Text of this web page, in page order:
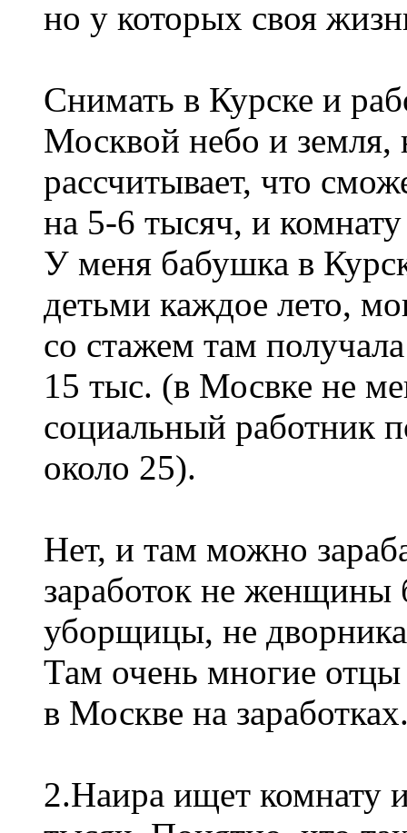
но у которых своя
Снимать в Курске и
Москвой небо и земля,
рассчитывает, что
на 5-6 тысяч, и
У меня бабушка в
детьми каждое лето,
со стажем там
15 тыс. (в Мосвке не
социальный работник
около 25).
Нет, и там можно
заработок не женщины
уборщицы, не
Там очень многие отцы
в Москве на
2.Наира ищет комнату